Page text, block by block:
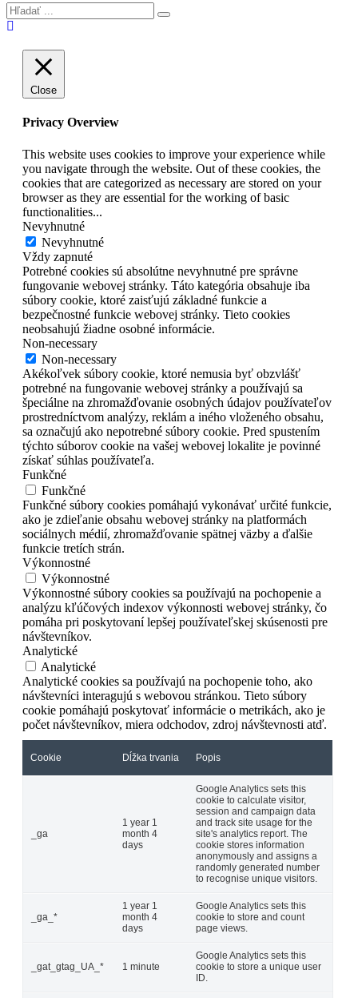
Close
Privacy Overview
This website uses cookies to improve your experience while
you navigate through the website. Out of these cookies, the
cookies that are categorized as necessary are stored on your
browser as they are essential for the working of basic
functionalities...
Nevyhnutné
Nevyhnutné
Vždy zapnuté
Potrebné cookies sú absolútne nevyhnutné pre správne
fungovanie webovej stránky. Táto kategória obsahuje iba
súbory cookie, ktoré zaisťujú základné funkcie a
bezpečnostné funkcie webovej stránky. Tieto cookies
neobsahujú žiadne osobné informácie.
Non-necessary
Non-necessary
Akékoľvek súbory cookie, ktoré nemusia byť obzvlášť
potrebné na fungovanie webovej stránky a používajú sa
špeciálne na zhromažďovanie osobných údajov používateľov
prostredníctvom analýzy, reklám a iného vloženého obsahu,
sa označujú ako nepotrebné súbory cookie. Pred spustením
týchto súborov cookie na vašej webovej lokalite je povinné
získať súhlas používateľa.
Funkčné
Funkčné
Funkčné súbory cookies pomáhajú vykonávať určité funkcie,
ako je zdieľanie obsahu webovej stránky na platformách
sociálnych médií, zhromažďovanie spätnej väzby a ďalšie
funkcie tretích strán.
Výkonnostné
Výkonnostné
Výkonnostné súbory cookies sa používajú na pochopenie a
analýzu kľúčových indexov výkonnosti webovej stránky, čo
pomáha pri poskytovaní lepšej používateľskej skúsenosti pre
návštevníkov.
Analytické
Analytické
Analytické cookies sa používajú na pochopenie toho, ako
návštevníci interagujú s webovou stránkou. Tieto súbory
cookie pomáhajú poskytovať informácie o metrikách, ako je
počet návštevníkov, miera odchodov, zdroj návštevnosti atď.
Cookie Dĺžka trvania Popis
_ga
1 year 1
month 4
days
Google Analytics sets this
cookie to calculate visitor,
session and campaign data
and track site usage for the
site's analytics report. The
cookie stores information
anonymously and assigns a
randomly generated number
to recognise unique visitors.
_ga_*
1 year 1
month 4
days
Google Analytics sets this
cookie to store and count
page views.
_gat_gtag_UA_* 1 minute
Google Analytics sets this
cookie to store a unique user
ID.